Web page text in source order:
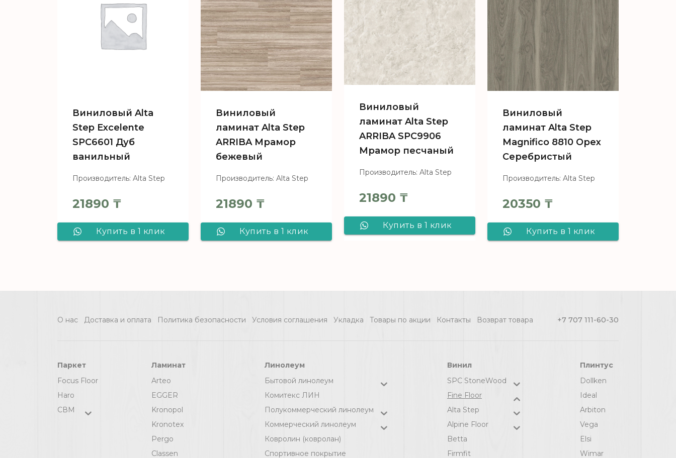
Виниловый Alta
Step Excelente
SPC6601 Дуб
ванильный
Производитель: Alta Step
21890 ₸
Купить в 1 клик
Виниловый
ламинат Alta Step
ARRIBA Мрамор
бежевый
Производитель: Alta Step
21890 ₸
Купить в 1 клик
Виниловый
ламинат Alta Step
ARRIBA SPC9906
Мрамор песчаный
Производитель: Alta Step
21890 ₸
Купить в 1 клик
Виниловый
ламинат Alta Step
Magnifico 8810 Орех
Серебристый
Производитель: Alta Step
20350 ₸
Купить в 1 клик
Серебристый
О нас Доставка и оплата Политика безопасности Условия соглашения Укладка Товары по акции Контакты Возврат товара +7 707 111-60-30
Паркет
Focus Floor
Haro
СВМ
Ламинат
Arteo
EGGER
Kronopol
Kronotex
Pergo
Classen
Линолеум
Бытовой линолеум
Комитекс ЛИН
Полукоммерческий линолеум
Коммерческий линолеум
Ковролин (ковролан)
Спортивное покрытие
Винил
SPC StoneWood
Fine Floor
Alta Step
Alpine Floor
Betta
Firmfit
Плинтус
Dollken
Ideal
Arbiton
Vega
Elsi
Wimar